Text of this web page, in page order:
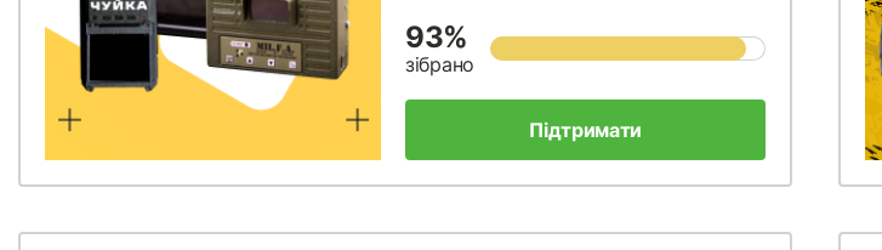
93%
зібрано
Підтримати